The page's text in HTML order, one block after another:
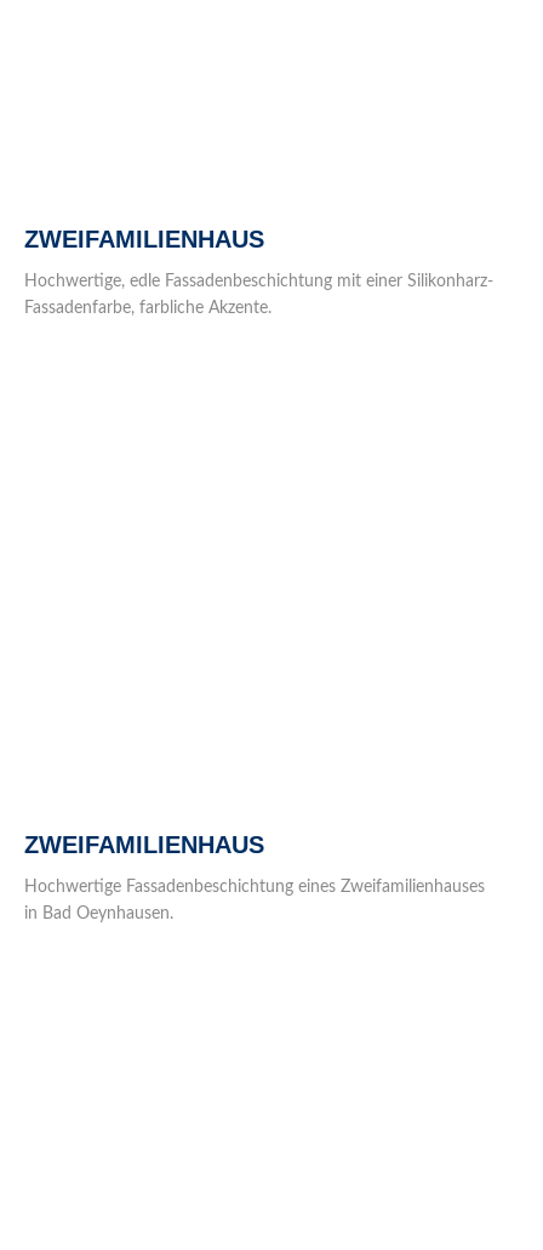
ZWEIFAMILIENHAUS
Hochwertige, edle Fassadenbeschichtung mit einer Silikonharz-
Fassadenfarbe, farbliche Akzente.
ZWEIFAMILIENHAUS
Hochwertige Fassadenbeschichtung eines Zweifamilienhauses
in Bad Oeynhausen.